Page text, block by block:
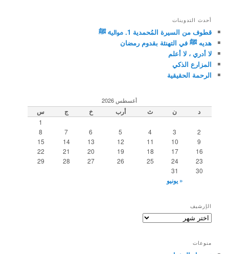
أحدث التدوينات
قطوف من السيرة المُحمدية 1. مواليه ﷺ
هديه ﷺ في التهنئة بقدوم رمضان
لا أدري ، لا أعلم
المزارع الذكي
الرحمة الحقيقية
أغسطس 2026
د ن ث أرب خ ج س
1
2
3
4
5
6
7
8
9
10
11
12
13
14
15
16
17
18
19
20
21
22
23
24
25
26
27
28
29
30
31
« يونيو
الإرشيف
الإرشيف
منوعات